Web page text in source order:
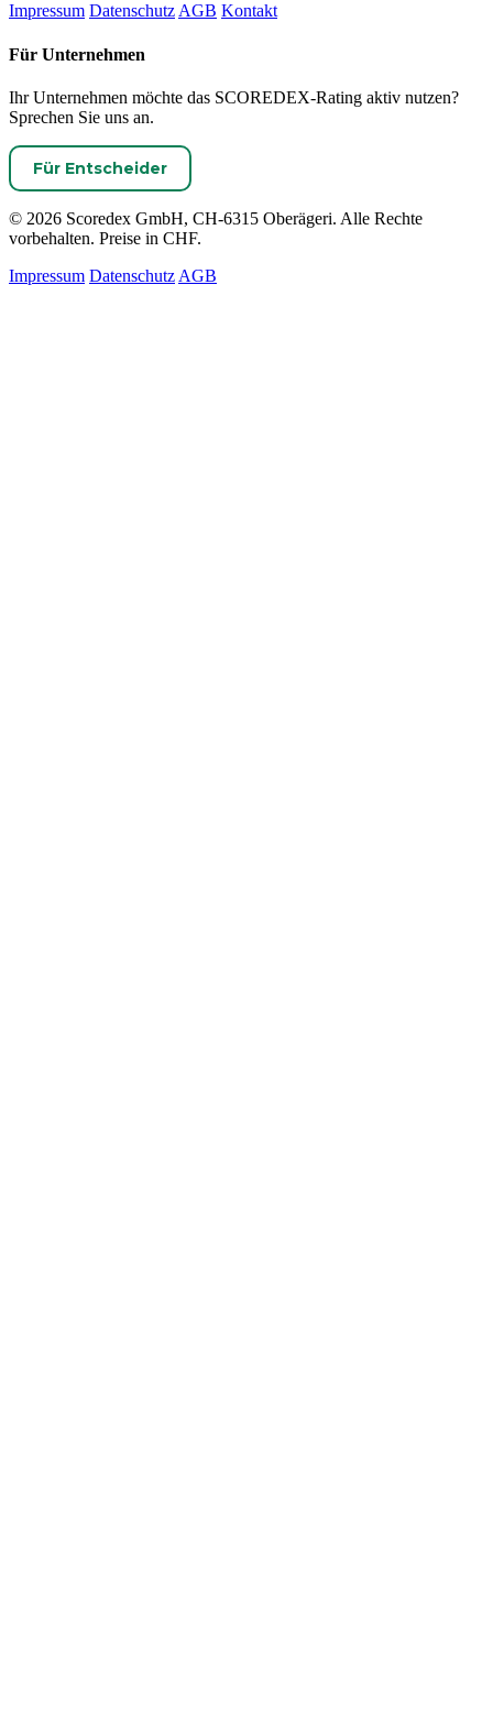
Impressum Datenschutz AGB Kontakt
Für Unternehmen
Ihr Unternehmen möchte das SCOREDEX-Rating aktiv nutzen?
Sprechen Sie uns an.
Für Entscheider
© 2026 Scoredex GmbH, CH-6315 Oberägeri. Alle Rechte
vorbehalten. Preise in CHF.
Impressum Datenschutz AGB